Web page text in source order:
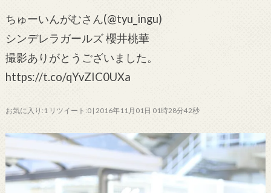
ちゅーいんがむさん(@tyu_ingu)
シンデレラガールズ 櫻井桃華
撮影ありがとうございました。
https://t.co/qYvZIC0UXa
お気に入り:1 リツイート:0 | 2016年11月01日 01時28分42秒